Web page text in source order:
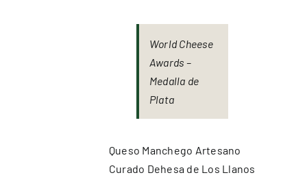
World Cheese
Awards –
Medalla de
Plata
Queso Manchego Artesano
Curado Dehesa de Los Llanos